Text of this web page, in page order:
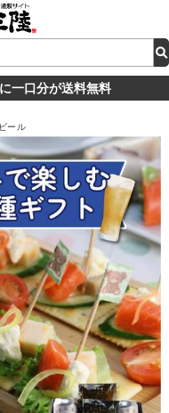
一口分が送料無料
ール